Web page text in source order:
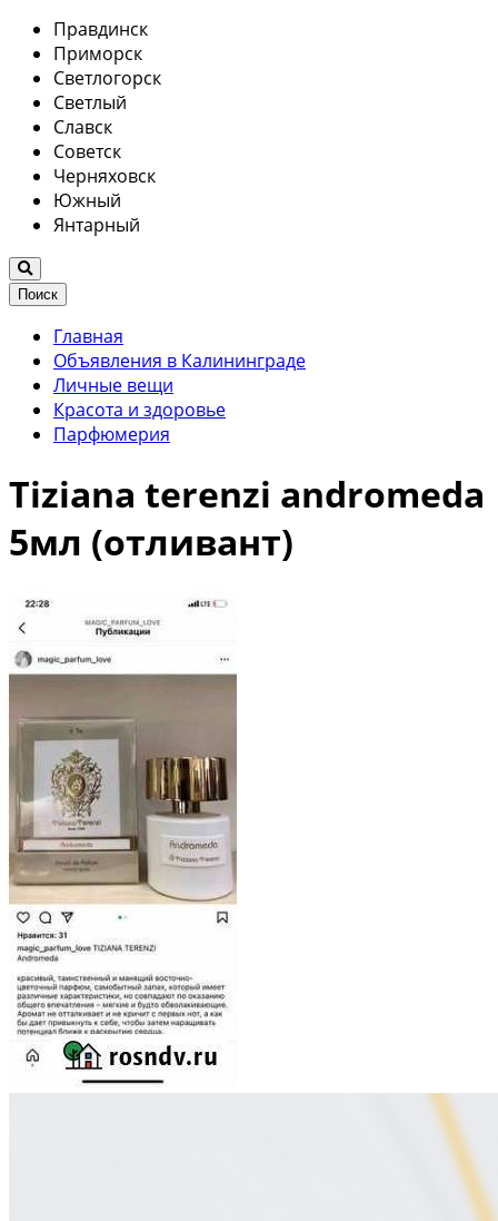
Правдинск
Приморск
Светлогорск
Светлый
Славск
Советск
Черняховск
Южный
Янтарный
Поиск
Главная
Объявления в Калининграде
Личные вещи
Красота и здоровье
Парфюмерия
Tiziana terenzi andromeda
5мл (отливант)